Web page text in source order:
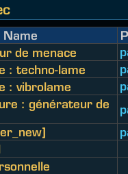
Name
de menace
: techno-lame
: vibrolame
: générateur de